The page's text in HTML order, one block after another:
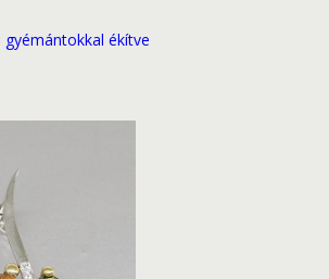
ékítve